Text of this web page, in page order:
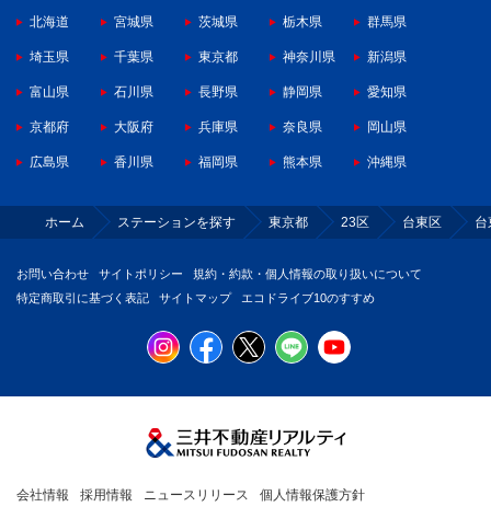
北海道 宮城県 茨城県 栃木県 群馬県
埼玉県 千葉県 東京都 神奈川県 新潟県
富山県 石川県 長野県 静岡県 愛知県
京都府 大阪府 兵庫県 奈良県 岡山県
広島県 香川県 福岡県 熊本県 沖縄県
ホーム ステーションを探す 東京都 23区 台東区 台
お問い合わせ サイトポリシー
規約・約款・個人情報の取り扱いについて
特定商取引に基づく表記
サイトマップ エコドライブ10のすすめ
会社情報 採用情報 ニュースリリース 個人情報保護方針